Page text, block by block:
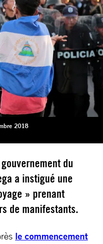
2018
du
a instigué une
» prenant
de manifestants.
le commencement